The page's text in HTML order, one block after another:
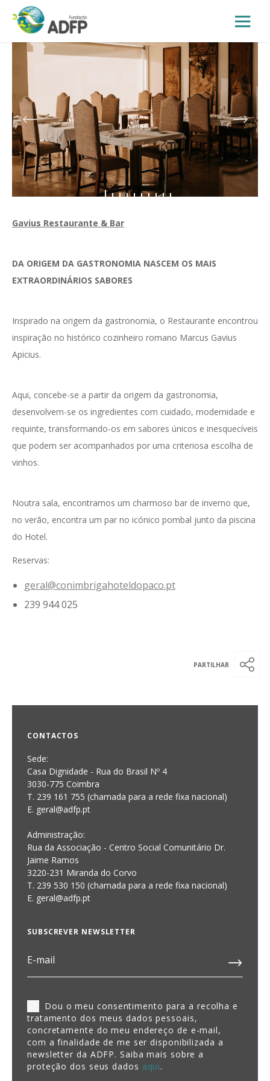
Gavius Restaurante & Bar
DA ORIGEM DA GASTRONOMIA NASCEM OS MAIS
EXTRAORDINÁRIOS SABORES
Inspirado na origem da gastronomia, o Restaurante encontrou
inspiração no histórico cozinheiro romano Marcus Gavius
Apicius.
Aqui, concebe-se a partir da origem da gastronomia,
desenvolvem-se os ingredientes com cuidado, modernidade e
requinte, transformando-os em sabores únicos e inesquecíveis
que podem ser acompanhados por uma criteriosa escolha de
vinhos.
Noutra sala, encontramos um charmoso bar de inverno que,
no verão, encontra um par no icónico pombal junto da piscina
do Hotel.
Reservas:
geral@conimbrigahoteldopaco.pt
239 944 025
CONTACTOS
Sede:
Casa Dignidade - Rua do Brasil Nº 4
3030-775 Coimbra
T. 239 161 755 (chamada para a rede fixa nacional)
E. geral@adfp.pt
Administração:
Rua da Associação - Centro Social Comunitário Dr.
Jaime Ramos
3220-231 Miranda do Corvo
T. 239 530 150 (chamada para a rede fixa nacional)
E. geral@adfp.pt
SUBSCREVER NEWSLETTER
Dou o meu consentimento para a recolha e
tratamento dos meus dados pessoais,
concretamente do meu endereço de e-mail,
com a finalidade de me ser disponibilizada a
newsletter da ADFP. Saiba mais sobre a
proteção dos seus dados aqui.